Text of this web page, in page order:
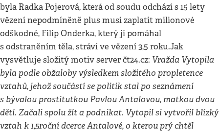
byla Radka Pojerová, která od soudu odchází s 15 lety
vězení nepodmíněně plus musí zaplatit milionové
odškodné, Filip Onderka, který jí pomáhal
s odstraněním těla, stráví ve vězení 3,5 roku.Jak
vysvětluje složitý motiv server čt24.cz: Vražda Vytopila
byla podle obžaloby výsledkem složitého propletence
vztahů, jehož součástí se politik stal po seznámení
s bývalou prostitutkou Pavlou Antalovou, matkou dvou
dětí. Začali spolu žít a podnikat. Vytopil si vytvořil blízký
vztah k 1,5roční dcerce Antalové, o kterou prý chtěl